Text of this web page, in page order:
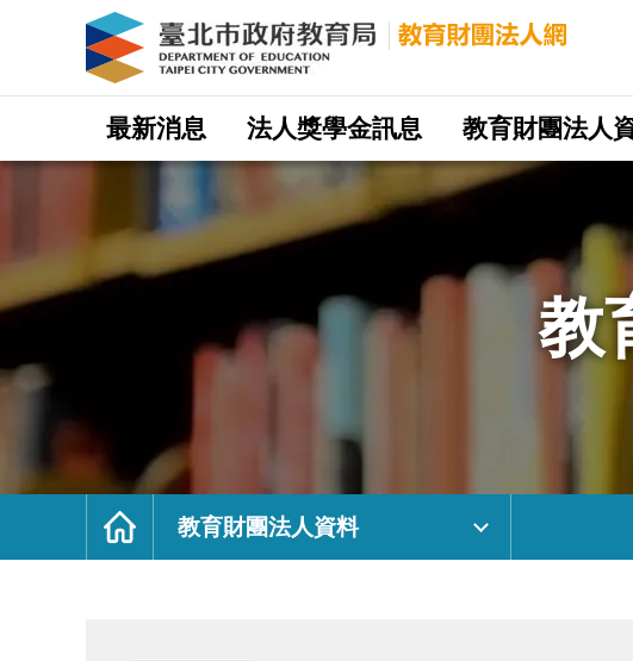
｜
府
網
最新消息 法人獎學金訊息 教育財團法人
教
首
教育財團法人資料